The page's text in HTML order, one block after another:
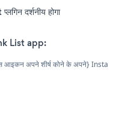
दर्शनीय होगा
List app:
आइकनअपने शीर्ष कोने के अपने} Insta